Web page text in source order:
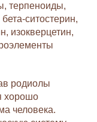
терпеноиды,
ситостерин,
изокверцетин,
родиолы
хорошо
человека.